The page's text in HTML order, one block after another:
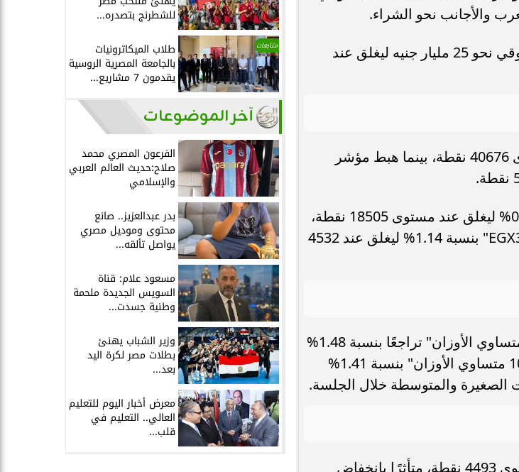
والأجانب نحو الشراء.
وبلغت قيمة التداولات 6.2 مليار جنيه، وخسر رأس المال السوقي نحو 25 مليار جنيه ليغلق عند
تراجع مؤشر "إيجي إكس 30" بنسبة 0.54% ليغلق عند مستوى 40676 نقطة، بينما هبط مؤشر
وسجل مؤشر "إيجي إكس 30 للعائد الكلي" انخفاضًا بنسبة 0.5% ليغلق عند مستوى 18505 نقطة،
بينما انخفض مؤشر الأسهم منخفضة التقلبات السعرية "EGX35-LV" بنسبة 1.14% ليغلق عند 4532
سجل مؤشر الشركات المتوسطة والصغيرة "إيجي إكس 70 متساوي الأوزان" تراجعًا بنسبة 1.48%
ليغلق عند مستوى 12905 نقطة، وهبط مؤشر "إيجي إكس 100 متساوي الأوزان" بنسبة 1.41%
انخفض مؤشر الشريعة الإسلامية بنسبة 0.7% ليغلق عند مستوى 4493 نقطة، متأثرًا بانخفاض
للشطرنج بتصدره...
متابعات طلاب الميكاترونيات
بالجامعة المصرية الروسية
يقدمون 7 مشاريع...
آخر الموضوعات
الفرعون المصري محمد
صلاح:حديث العالم العربي
والإسلامي
بدر عبدالعزيز.. صانع
محتوى وموديل مصري
يواصل تألقه...
مسعود علام: قناة
السويس الجديدة ملحمة
وطنية جسدت...
وزير الشباب يهنئ
بطلات مصر لكرة اليد
بعد...
معرض أخبار اليوم للتعليم
العالي.. التعليم في
قلب...